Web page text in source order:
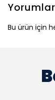
Yorumlar
Bu ürün için